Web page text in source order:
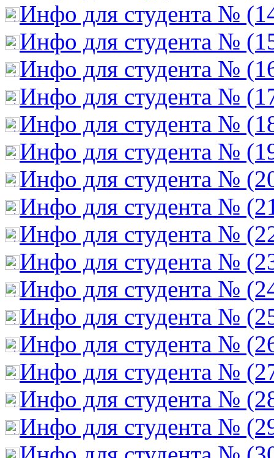
Инфо для студента №
Инфо для студента №
Инфо для студента №
Инфо для студента №
Инфо для студента №
Инфо для студента №
Инфо для студента №
Инфо для студента №
Инфо для студента №
Инфо для студента №
Инфо для студента №
Инфо для студента №
Инфо для студента №
Инфо для студента №
Инфо для студента №
Инфо для студента №